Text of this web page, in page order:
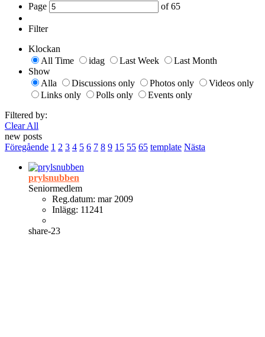
Page of65
Filter
Klockan
All Time
idag Last Week
Last Month
Show
Alla
Discussions only Photos only
Videos only
Links only
Polls only
Events only
Filtered by:
Clear All
new posts
Föregående 1 2 3 4 5 6 7 8 9 15 55 65 template Nästa
prylsnubben
Seniormedlem
Reg.datum: mar 2009
Inlägg: 11241
share-23